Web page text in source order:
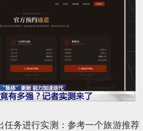
任务进行实测：参考一个旅游推荐